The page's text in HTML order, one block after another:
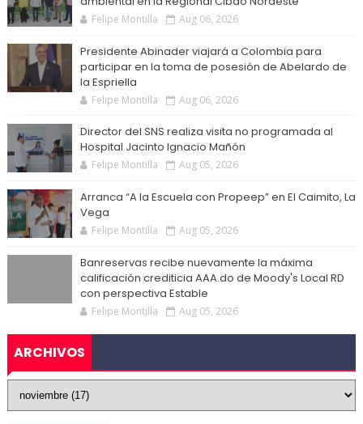
Felipe Montilla Aug 06, 2026
Presidente Abinader viajará a Colombia para
participar en la toma de posesión de Abelardo de
la Espriella
Felipe Montilla Aug 06, 2026
Director del SNS realiza visita no programada al
Hospital Jacinto Ignacio Mañón
Felipe Montilla Aug 05, 2026
Arranca “A la Escuela con Propeep” en El Caimito, La
Vega
Felipe Montilla Aug 05, 2026
Banreservas recibe nuevamente la máxima
calificación crediticia AAA.do de Moody's Local RD
con perspectiva Estable
Felipe Montilla Aug 05, 2026
ARCHIVOS